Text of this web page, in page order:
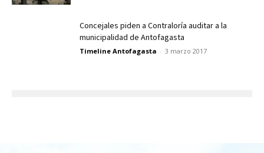
Concejales piden a Contraloría auditar a la
municipalidad de Antofagasta
Timeline Antofagasta - 3 marzo 2017